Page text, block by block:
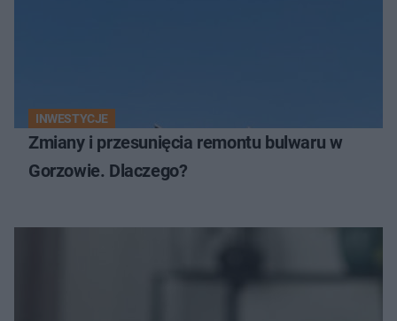
INWESTYCJE
Zmiany i przesunięcia remontu bulwaru w
Gorzowie. Dlaczego?